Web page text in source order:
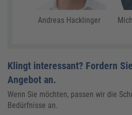
Andreas Hacklinger
Klingt interessant? Fordern
Angebot an.
Wenn Sie möchten, passen wir die
Bedürfnisse an.